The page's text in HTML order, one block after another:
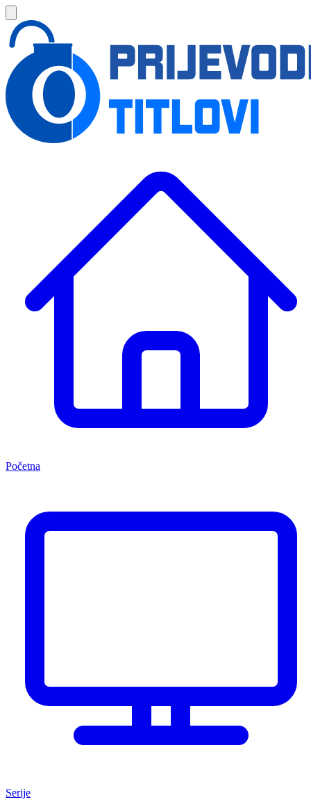
Početna
Serije